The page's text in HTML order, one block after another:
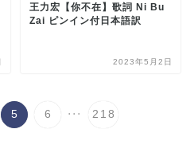
王力宏【你不在】歌詞 Ni Bu
Zai ピンイン付日本語訳
2023年5月2日
5 6 ... 218